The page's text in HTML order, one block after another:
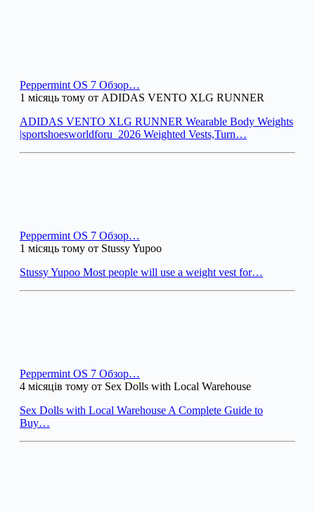
Peppermint OS 7 Обзор…
1 місяць тому от ADIDAS VENTO XLG RUNNER
ADIDAS VENTO XLG RUNNER Wearable Body Weights
|sportshoesworldforu_2026 Weighted Vests,Turn…
Peppermint OS 7 Обзор…
1 місяць тому от Stussy Yupoo
Stussy Yupoo Most people will use a weight vest for…
Peppermint OS 7 Обзор…
4 місяців тому от Sex Dolls with Local Warehouse
Sex Dolls with Local Warehouse A Complete Guide to
Buy…